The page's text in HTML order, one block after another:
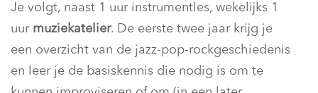
Je volgt, naast 1 uur instrumentles, wekelijks 1
uur muziekatelier. De eerste twee jaar krijg je
een overzicht van de jazz-pop-rockgeschiedenis
en leer je de basiskennis die nodig is om te